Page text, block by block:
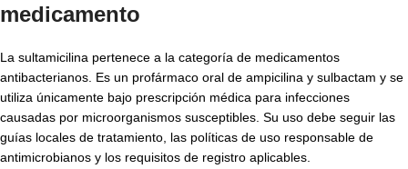
medicamento
La sultamicilina pertenece a la categoría de medicamentos
antibacterianos. Es un profármaco oral de ampicilina y sulbactam y se
utiliza únicamente bajo prescripción médica para infecciones
causadas por microorganismos susceptibles. Su uso debe seguir las
guías locales de tratamiento, las políticas de uso responsable de
antimicrobianos y los requisitos de registro aplicables.